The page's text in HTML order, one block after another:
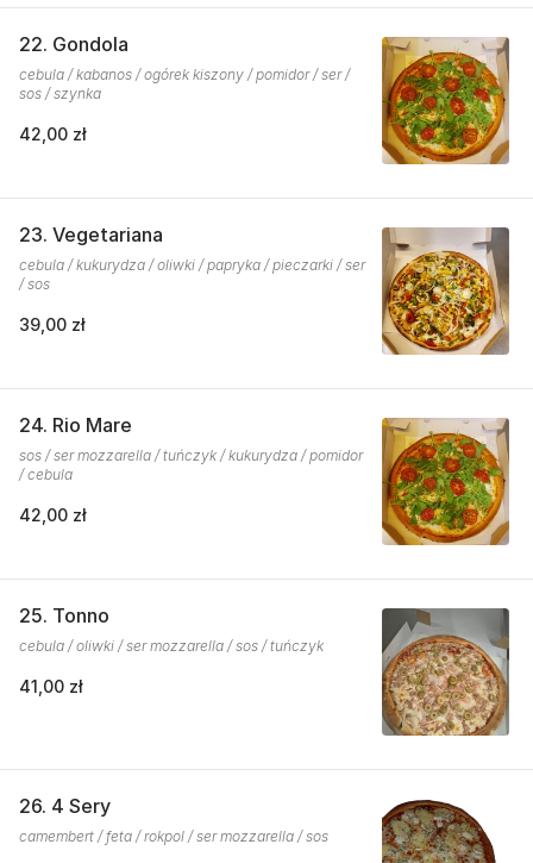
22. Gondola
cebula / kabanos / ogórek kiszony / pomidor / ser /
sos / szynka
42,00 zł
23. Vegetariana
cebula / kukurydza / oliwki / papryka / pieczarki / ser
/ sos
39,00 zł
24. Rio Mare
sos / ser mozzarella / tuńczyk / kukurydza / pomidor
/ cebula
42,00 zł
25. Tonno
cebula / oliwki / ser mozzarella / sos / tuńczyk
41,00 zł
26. 4 Sery
camembert / feta / rokpol / ser mozzarella / sos